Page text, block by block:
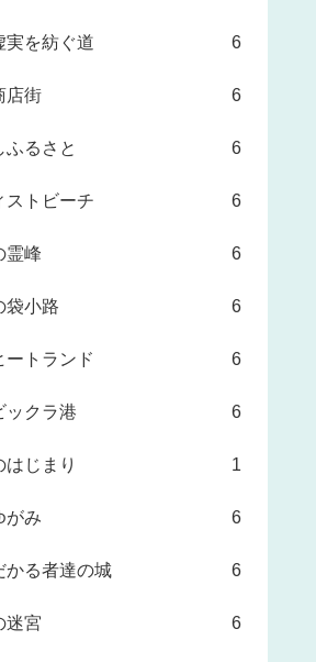
実を紡ぐ道 6
店街 6
ふるさと 6
ストビーチ 6
霊峰 6
袋小路 6
ートランド 6
ックラ港 6
じまり 1
がみ 6
かる者達の城 6
迷宮 6